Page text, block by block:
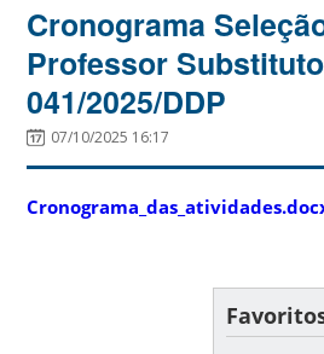
Cronograma
Professor
041/2025/DDP
07/10/2025 16:17